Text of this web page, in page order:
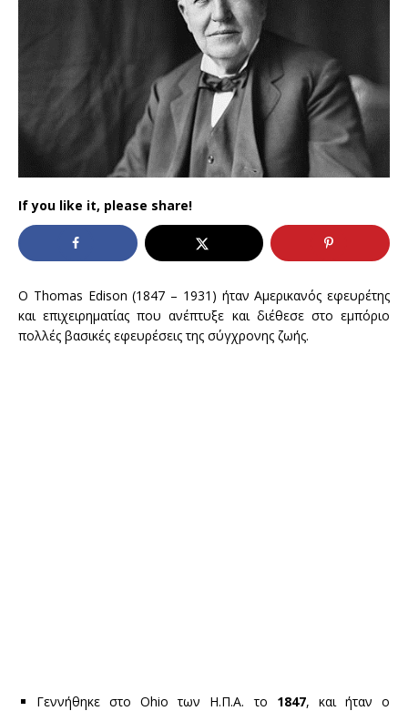
If you like it, please share!
Ο Thomas Edison (1847 – 1931) ήταν Αμερικανός εφευρέτης
και επιχειρηματίας που ανέπτυξε και διέθεσε στο εμπόριο
πολλές βασικές εφευρέσεις της σύγχρονης ζωής.
Γεννήθηκε στο Ohio των Η.Π.Α. το 1847, και ήταν ο